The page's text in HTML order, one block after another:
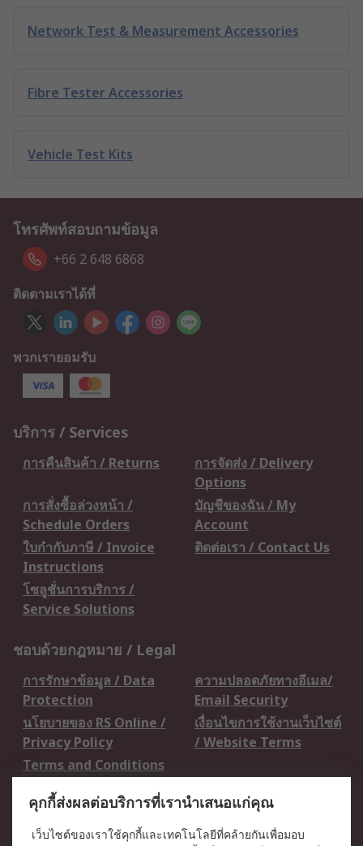
Network Test & Measurement Accessories
Fibre Tester Accessories
Vehicle Test Kits
โทรศัพท์สอบถามข้อมูล
+66 2 648 6868
ติดตามเราได้ที่
พวกเรายอมรับ
บริการ / Services
การคืนสินค้า / Returns
การจัดส่ง / Delivery
Options
การสั่งซื้อล่วงหน้า /
Schedule Orders
บัญชีของฉัน / My
Account
ใบกำกับภาษี / Invoice
Instructions
ติดต่อเรา / Contact Us
โซลูชั่นการบริการ /
Service Solutions
ชอบด้วยกฎหมาย / Legal
การรักษาข้อมูล / Data
Protection
ความปลอดภัยทางอีเมล/
Email Security
นโยบายของ RS Online /
Privacy Policy
เงื่อนไขการใช้งานเว็บไซต์
/ Website Terms
Terms and Conditions
เกี่ยวกับ RS / About RS
คุกกี้ส่งผลต่อบริการที่เรานำเสนอแก่คุณ
เว็บไซต์ของเราใช้คุกกี้และเทคโนโลยีที่คล้ายกันเพื่อมอบ